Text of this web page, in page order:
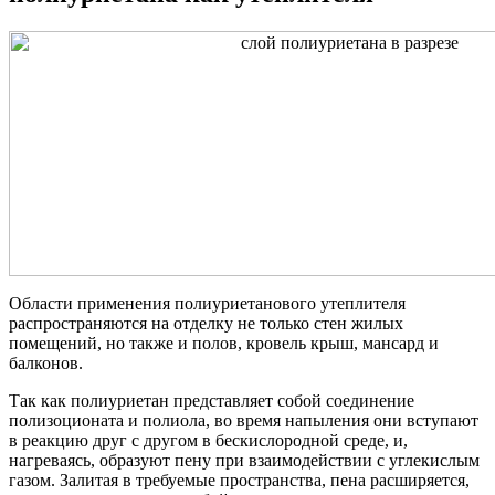
Области применения полиуриетанового утеплителя
распространяются на отделку не только стен жилых
помещений, но также и полов, кровель крыш, мансард и
балконов.
Так как полиуриетан представляет собой соединение
полизоционата и полиола, во время напыления они вступают
в реакцию друг с другом в бескислородной среде, и,
нагреваясь, образуют пену при взаимодействии с углекислым
газом. Залитая в требуемые пространства, пена расширяется,